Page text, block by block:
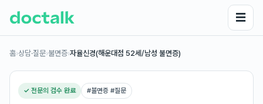
☰
홈›상담·질문›불면증›자율신경(해운대점 52세/남성 불면증)
✓ 전문의 검수 완료 #불면증 #질문